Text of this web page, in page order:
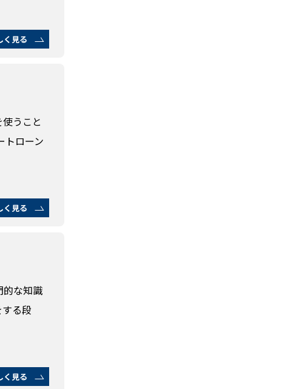
く見る
うこと
トローン
く見る
的な知識
る段
く見る